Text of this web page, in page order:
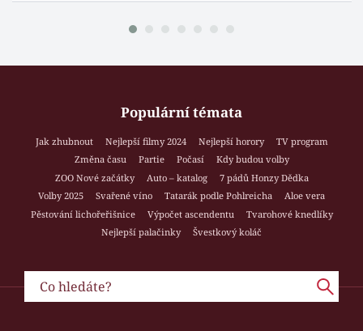
Populární témata
Jak zhubnout Nejlepší filmy 2024 Nejlepší horory
TV program
Změna času
Partie Počasí
Kdy budou volby
ZOO Nové začátky
Auto – katalog
7 pádů Honzy Dědka
Volby 2025
Svařené víno Tatarák podle Pohlreicha
Aloe vera
Pěstování lichořeřišnice
Výpočet ascendentu
Tvarohové knedlíky
Nejlepší palačinky
Švestkový koláč